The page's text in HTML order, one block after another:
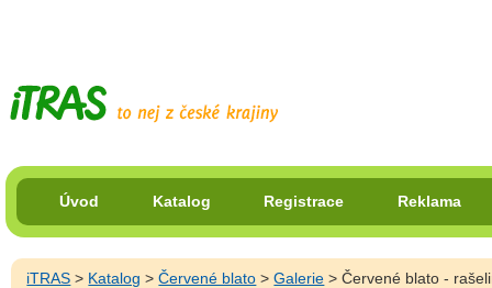
Úvod Katalog Registrace Reklama
iTRAS > Katalog >Červené blato >Galerie > Červené blato -